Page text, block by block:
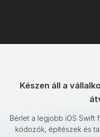
Készen áll a
Bérlet a legjobb iOS Swift
kódozók, építészek és